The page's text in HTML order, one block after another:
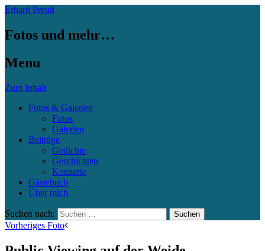
Erhard Preuß
Fotos und mehr…
Menu
Zum Inhalt
Fotos & Galerien
Fotos
Galerien
Beiträge
Gedichte
Geschichten
Konzerte
Gästebuch
Über mich
Suchen nach:
Vorheriges Foto